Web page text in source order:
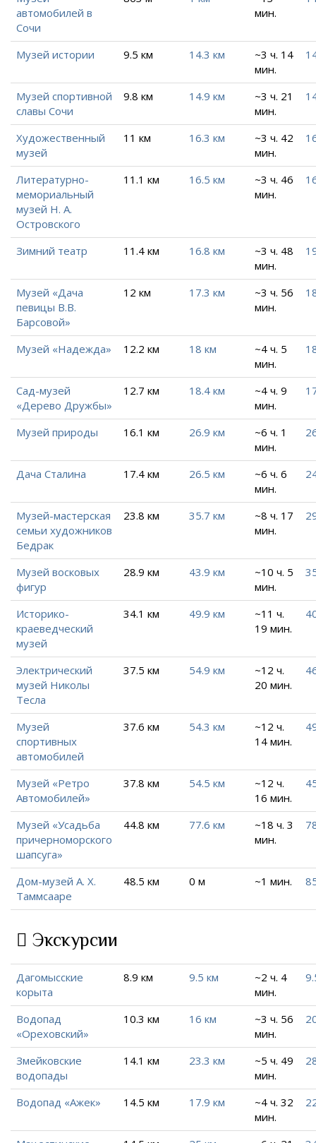
автомобилей в
Сочи
мин.
Музей истории 9.5 км 14.3 км
~3 ч. 14
мин.
Музей спортивной
славы Сочи
9.8 км 14.9 км
~3 ч. 21
мин.
Художественный
музей
11 км 16.3 км
~3 ч. 42
мин.
Литературно-
мемориальный
музей Н. А.
Островского
11.1 км 16.5 км
~3 ч. 46
мин.
Зимний театр 11.4 км 16.8 км
~3 ч. 48
мин.
Музей «Дача
певицы В.В.
Барсовой»
12 км 17.3 км
~3 ч. 56
мин.
Музей «Надежда» 12.2 км 18 км
~4 ч. 5
мин.
Сад-музей
«Дерево Дружбы»
12.7 км 18.4 км
~4 ч. 9
мин.
Музей природы 16.1 км 26.9 км
~6 ч. 1
мин.
Дача Сталина 17.4 км 26.5 км
~6 ч. 6
мин.
Музей-мастерская
семьи художников
Бедрак
23.8 км 35.7 км
~8 ч. 17
мин.
Музей восковых
фигур
28.9 км 43.9 км
~10 ч. 5
мин.
Историко-
краеведческий
музей
34.1 км 49.9 км
~11 ч.
19 мин.
Электрический
музей Николы
Тесла
37.5 км 54.9 км
~12 ч.
20 мин.
Музей
спортивных
автомобилей
37.6 км 54.3 км
~12 ч.
14 мин.
Музей «Ретро
Автомобилей»
37.8 км 54.5 км
~12 ч.
16 мин.
Музей «Усадьба
причерноморского
шапсуга»
44.8 км 77.6 км
~18 ч. 3
мин.
Дом-музей А. Х.
Таммсааре
48.5 км 0 м ~1 мин.
Экскурсии
Дагомысские
корыта
8.9 км 9.5 км
~2 ч. 4
мин.
Водопад
«Ореховский»
10.3 км 16 км
~3 ч. 56
мин.
Змейковские
водопады
14.1 км 23.3 км
~5 ч. 49
мин.
Водопад «Ажек» 14.5 км 17.9 км
~4 ч. 32
мин.